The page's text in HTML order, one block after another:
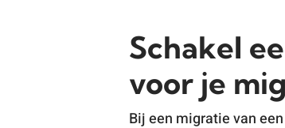
Schakel
voor je
Bij een migratie van